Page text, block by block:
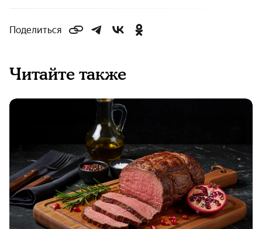
Поделиться
Читайте также